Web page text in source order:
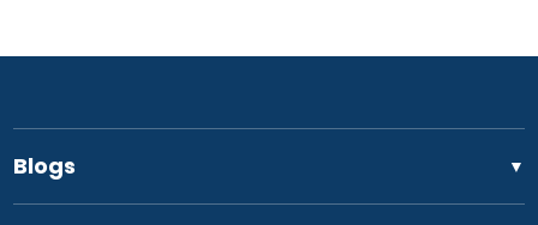
Blogs ▼